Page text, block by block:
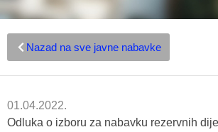
Nazad na sve javne nabavke
01.04.2022.
Odluka o izboru za nabavku rezervnih